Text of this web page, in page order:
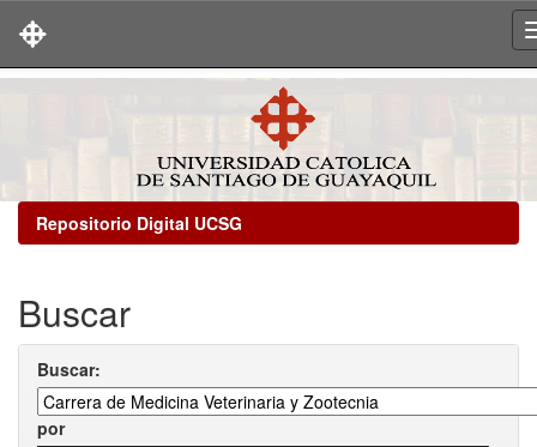
Repositorio Digital UCSG
Buscar
Buscar:
por